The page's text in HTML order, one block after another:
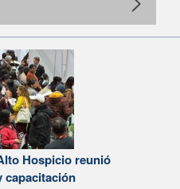
Hospicio reunió
capacitación